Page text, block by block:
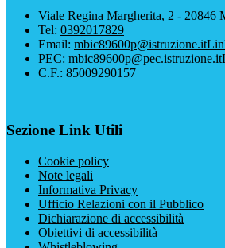
Viale Regina Margherita, 2 - 20846
Tel: 0392017829
Email: mbic89600p@istruzione.it
PEC: mbic89600p@pec.istruzione.it
C.F.: 85009290157
Sezione Link Utili
Cookie policy
Note legali
Informativa Privacy
Ufficio Relazioni con il Pubblico
Dichiarazione di accessibilità
Obiettivi di accessibilità